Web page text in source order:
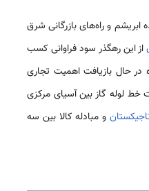
و راه‌های بازرگانی شرق
از این رهگذر سود فراوانی کسب
در حال بازیافت اهمیت تجاری
لوله گاز بین آسیای مرکزی
و مبادله کالا بین سه